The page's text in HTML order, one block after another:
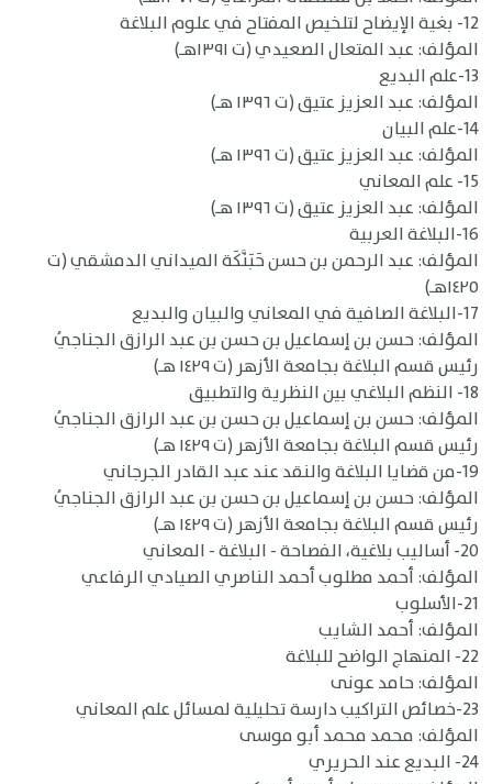
12- بغية الإيضاح لتلخيص المفتاح في علوم البلاغة
المؤلف: عبد المتعال الصعيدي (ت ١٣٩١هـ)
13-علم البديع
المؤلف: عبد العزيز عتيق (ت ١٣٩٦ هـ)
14-علم البيان
المؤلف: عبد العزيز عتيق (ت ١٣٩٦ هـ)
15- علم المعاني
المؤلف: عبد العزيز عتيق (ت ١٣٩٦ هـ)
16-البلاغة العربية
المؤلف: عبد الرحمن بن حسن حَبَنَّكَة الميداني الدمشقي (ت
١٤٢٥هـ)
17-البلاغة الصافية في المعاني والبيان والبديع
المؤلف: حسن بن إسماعيل بن حسن بن عبد الرازق الجناجيُ
رئيس قسم البلاغة بجامعة الأزهر (ت ١٤٢٩ هـ)
18- النظم البلاغي بين النظرية والتطبيق
المؤلف: حسن بن إسماعيل بن حسن بن عبد الرازق الجناجيُ
رئيس قسم البلاغة بجامعة الأزهر (ت ١٤٢٩ هـ)
19-من قضايا البلاغة والنقد عند عبد القادر الجرجاني
المؤلف: حسن بن إسماعيل بن حسن بن عبد الرازق الجناجيُ
رئيس قسم البلاغة بجامعة الأزهر (ت ١٤٢٩ هـ)
20- أساليب بلاغية، الفصاحة - البلاغة - المعاني
المؤلف: أحمد مطلوب أحمد الناصري الصيادي الرفاعي
21-الأسلوب
المؤلف: أحمد الشايب
22- المنهاج الواضح للبلاغة
المؤلف: حامد عونى
23-خصائص التراكيب دارسة تحليلية لمسائل علم المعاني
المؤلف: محمد محمد أبو موسى
24- البديع عند الحريري